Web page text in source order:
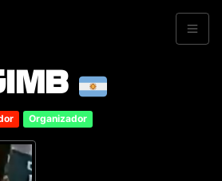
Organizador